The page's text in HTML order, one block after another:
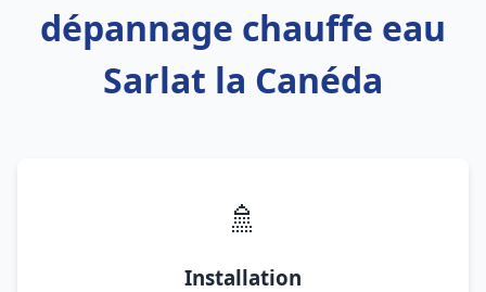
dépannage chauffe eau
Sarlat la Canéda
🚿
Installation